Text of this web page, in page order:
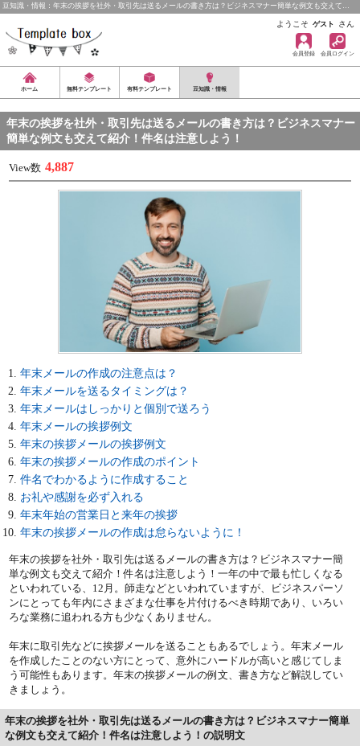
豆知識・情報：年末の挨拶を社外・取引先は送るメールの書き方は？ビジネスマナー簡単な例文も交えて…
ようこそ ゲスト さん
会員登録 会員ログイン
ホーム 無料テンプレート 有料テンプレート 豆知識・情報
年末の挨拶を社外・取引先は送るメールの書き方は？ビジネスマナー
簡単な例文も交えて紹介！件名は注意しよう！
View数 4,887
年末メールの作成の注意点は？
年末メールを送るタイミングは？
年末メールはしっかりと個別で送ろう
年末メールの挨拶例文
年末の挨拶メールの挨拶例文
年末の挨拶メールの作成のポイント
件名でわかるように作成すること
お礼や感謝を必ず入れる
年末年始の営業日と来年の挨拶
年末の挨拶メールの作成は怠らないように！
年末の挨拶を社外・取引先は送るメールの書き方は？ビジネスマナー簡
単な例文も交えて紹介！件名は注意しよう！一年の中で最も忙しくなる
といわれている、12月。師走などといわれていますが、ビジネスパーソ
ンにとっても年内にさまざまな仕事を片付けるべき時期であり、いろい
ろな業務に追われる方も少なくありません。
年末に取引先などに挨拶メールを送ることもあるでしょう。年末メール
を作成したことのない方にとって、意外にハードルが高いと感じてしま
う可能性もあります。年末の挨拶メールの例文、書き方など解説してい
きましょう。
年末の挨拶を社外・取引先は送るメールの書き方は？ビジネスマナー簡単
な例文も交えて紹介！件名は注意しよう！の説明文